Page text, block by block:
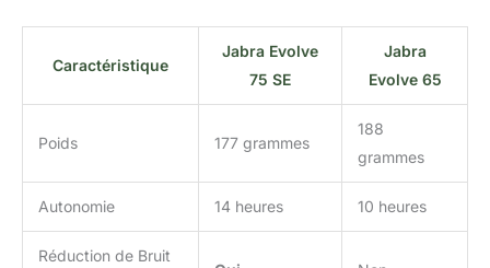
Caractéristique
Jabra Evolve
75 SE
Jabra
Evolve 65
Poids 177 grammes
188
grammes
Autonomie 14 heures 10 heures
Réduction de Bruit